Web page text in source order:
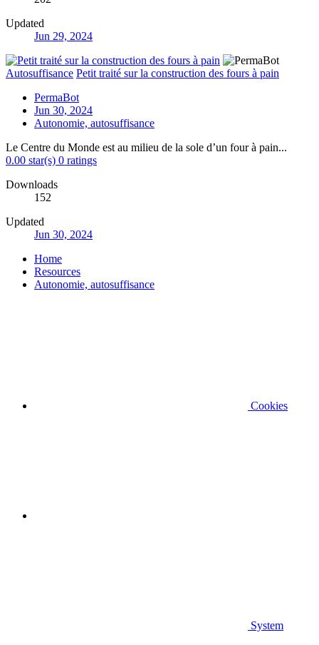
Updated
Jun 29, 2024
Autosuffisance Petit traité sur la construction des fours à pain
PermaBot
Jun 30, 2024
Autonomie, autosuffisance
Le Centre du Monde est au milieu de la sole d’un four à pain...
0.00 star(s) 0 ratings
Downloads
152
Updated
Jun 30, 2024
Home
Resources
Autonomie, autosuffisance
Cookies
System